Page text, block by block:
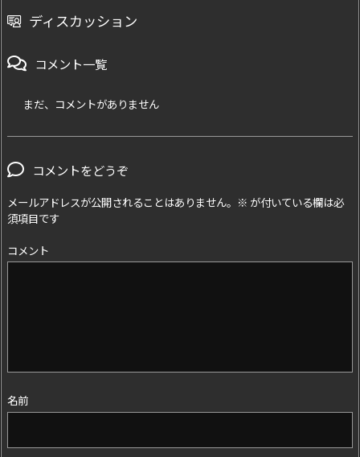
ディスカッション
コメント一覧
まだ、コメントがありません
コメントをどうぞ
メールアドレスが公開されることはありません。 ※ が付いている欄は必
須項目です
コメント
名前